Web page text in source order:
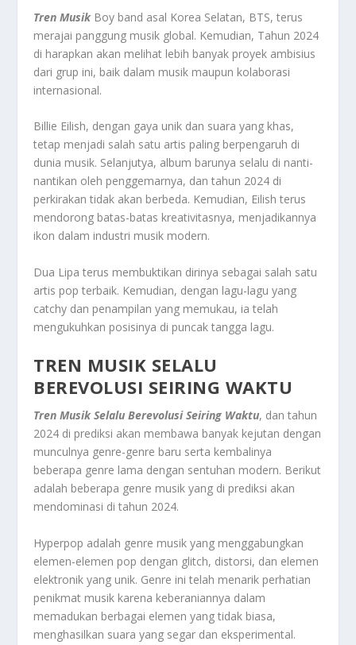
Tren MusikBoy band asal Korea Selatan, BTS, terus
merajai panggung musik global. Kemudian, Tahun 2024
di harapkan akan melihat lebih banyak proyek ambisius
dari grup ini, baik dalam musik maupun kolaborasi
internasional.
Billie Eilish, dengan gaya unik dan suara yang khas,
tetap menjadi salah satu artis paling berpengaruh di
dunia musik. Selanjutya, album barunya selalu di nanti-
nantikan oleh penggemarnya, dan tahun 2024 di
perkirakan tidak akan berbeda. Kemudian, Eilish terus
mendorong batas-batas kreativitasnya, menjadikannya
ikon dalam industri musik modern.
Dua Lipa terus membuktikan dirinya sebagai salah satu
artis pop terbaik. Kemudian, dengan lagu-lagu yang
catchy dan penampilan yang memukau, ia telah
mengukuhkan posisinya di puncak tangga lagu.
TREN MUSIK SELALU
BEREVOLUSI SEIRING WAKTU
Tren Musik Selalu Berevolusi Seiring Waktu, dan tahun
2024 di prediksi akan membawa banyak kejutan dengan
munculnya genre-genre baru serta kembalinya
beberapa genre lama dengan sentuhan modern. Berikut
adalah beberapa genre musik yang di prediksi akan
mendominasi di tahun 2024.
Hyperpop adalah genre musik yang menggabungkan
elemen-elemen pop dengan glitch, distorsi, dan elemen
elektronik yang unik. Genre ini telah menarik perhatian
penikmat musik karena keberaniannya dalam
memadukan berbagai elemen yang tidak biasa,
menghasilkan suara yang segar dan eksperimental.